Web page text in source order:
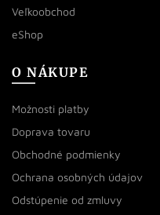
Veľkoobchod
eShop
O NÁKUPE
Možnosti platby
Doprava tovaru
Obchodné podmienky
Ochrana osobných údajov
Odstúpenie od zmluvy